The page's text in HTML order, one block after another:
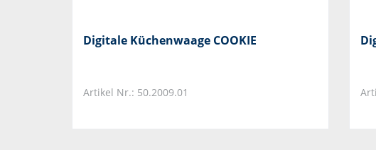
Digitale Küchenwaage COOKIE
Artikel Nr.: 50.2009.01